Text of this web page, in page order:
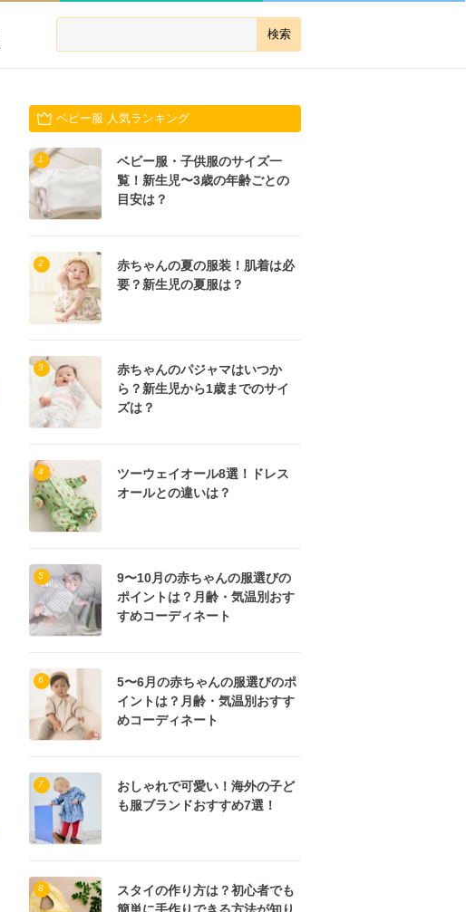
ベビー服 人気ランキング
1
ベビー服・子供服のサイズ一
覧！新生児〜3歳の年齢ごとの
目安は？
2
赤ちゃんの夏の服装！肌着は必
要？新生児の夏服は？
3
赤ちゃんのパジャマはいつか
ら？新生児から1歳までのサイ
ズは？
4
ツーウェイオール8選！ドレス
オールとの違いは？
5
9〜10月の赤ちゃんの服選びの
ポイントは？月齢・気温別おす
すめコーディネート
6
5〜6月の赤ちゃんの服選びのポ
イントは？月齢・気温別おすす
めコーディネート
7
おしゃれで可愛い！海外の子ど
も服ブランドおすすめ7選！
8
スタイの作り方は？初心者でも